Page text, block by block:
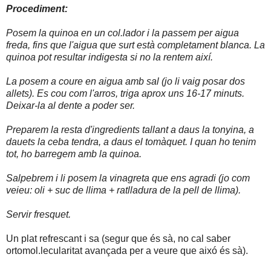
Procediment:
Posem la quinoa en un col.lador i la passem per aigua
freda, fins que l'aigua que surt està completament blanca. La
quinoa pot resultar indigesta si no la rentem així.
La posem a coure en aigua amb sal (jo li vaig posar dos
allets). Es cou com l'arros, triga aprox uns 16-17 minuts.
Deixar-la al dente a poder ser.
Preparem la resta d'ingredients tallant a daus la tonyina, a
dauets la ceba tendra, a daus el tomàquet. I quan ho tenim
tot, ho barregem amb la quinoa.
Salpebrem i li posem la vinagreta que ens agradi (jo com
veieu: oli + suc de llima + ratlladura de la pell de llima).
Servir fresquet.
Un plat refrescant i sa (segur que és sà, no cal saber
ortomol.lecularitat avançada per a veure que aixó és sà).